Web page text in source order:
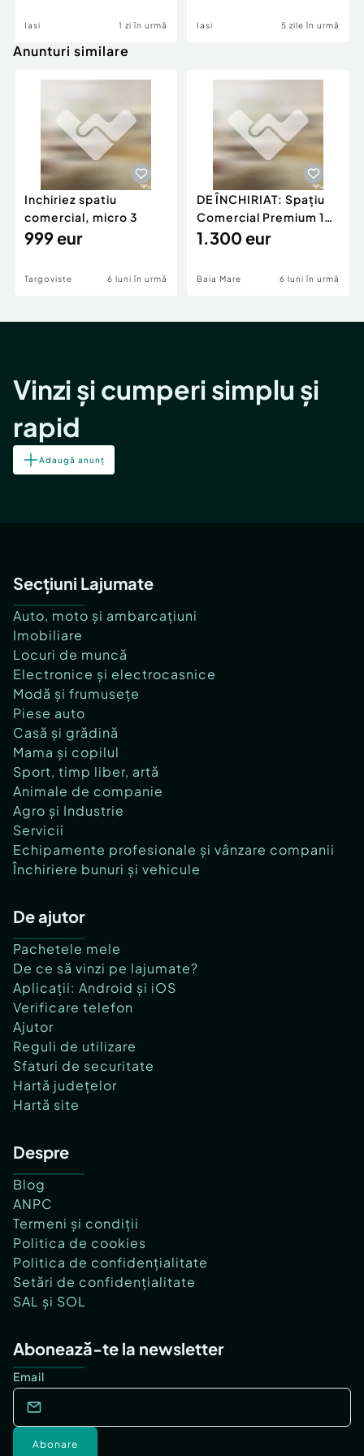
Iasi 1 zi în urmă Iasi 5 zile în urmă
Anunturi similare
Inchiriez spatiu
comercial, micro 3
999 eur
Targoviste 6 luni în urmă
DE ÎNCHIRIAT: Spațiu
Comercial Premium 146
mp – Vizibili
1.300 eur
Baia Mare 6 luni în urmă
Vinzi și cumperi simplu și
rapid
Adaugă anunț
Secțiuni Lajumate
Auto, moto și ambarcațiuni
Imobiliare
Locuri de muncă
Electronice și electrocasnice
Modă și frumusețe
Piese auto
Casă și grădină
Mama și copilul
Sport, timp liber, artă
Animale de companie
Agro și Industrie
Servicii
Echipamente profesionale și vânzare companii
Închiriere bunuri și vehicule
De ajutor
Pachetele mele
De ce să vinzi pe lajumate?
Aplicații: Android și iOS
Verificare telefon
Ajutor
Reguli de utilizare
Sfaturi de securitate
Hartă județelor
Hartă site
Despre
Blog
ANPC
Termeni și condiții
Politica de cookies
Politica de confidențialitate
Setări de confidențialitate
SAL și SOL
Abonează-te la newsletter
Email
Abonare